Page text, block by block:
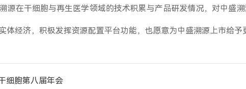
源在干细胞与再生医学领域的技术积累与产品研发情况，对中盛
体经济，积极发挥资源配置平台功能，也愿意为中盛溯源上市给予
细胞第八届年会